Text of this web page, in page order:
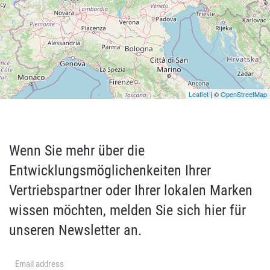
Leaflet | ©OpenStreetMap
Wenn Sie mehr über die
Entwicklungsmöglichenkeiten Ihrer
Vertriebspartner oder Ihrer lokalen Marken
wissen möchten, melden Sie sich hier für
unseren Newsletter an.